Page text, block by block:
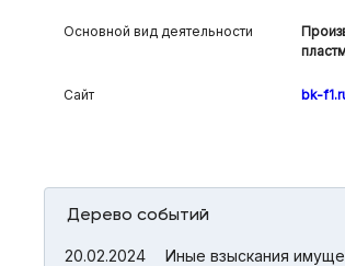
Основной вид деятельности
Сайт bk-
Дерево событий
20.02.2024
Иные взыскания